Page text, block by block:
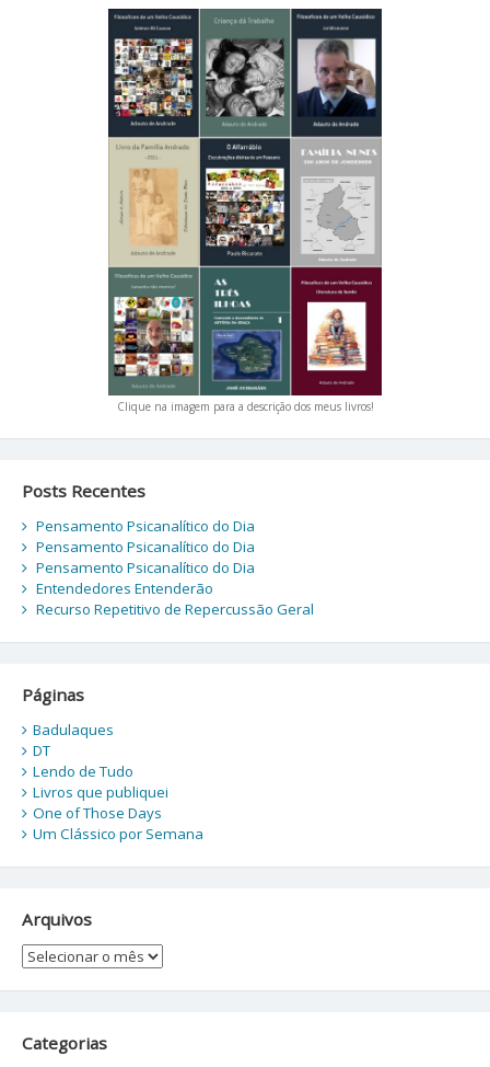
Clique na imagem para a descrição dos meus livros!
Posts Recentes
Pensamento Psicanalítico do Dia
Pensamento Psicanalítico do Dia
Pensamento Psicanalítico do Dia
Entendedores Entenderão
Recurso Repetitivo de Repercussão Geral
Páginas
Badulaques
DT
Lendo de Tudo
Livros que publiquei
One of Those Days
Um Clássico por Semana
Arquivos
Arquivos
Categorias